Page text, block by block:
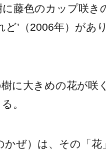
に藤色のカップ咲き
ど’（2006年）があ
に大きめの花が咲
。
かぜ）は、その「